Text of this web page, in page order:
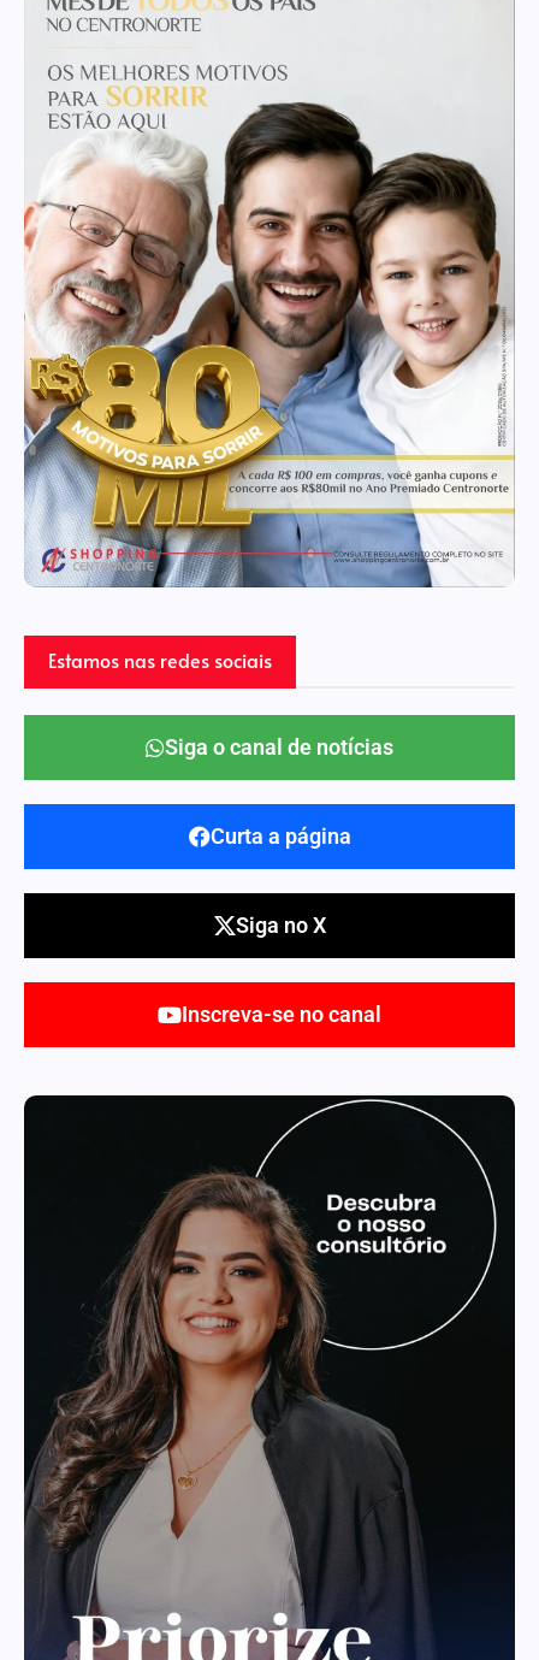
Estamos nas redes sociais
Siga o canal de notícias
Curta a página
Siga no X
Inscreva-se no canal